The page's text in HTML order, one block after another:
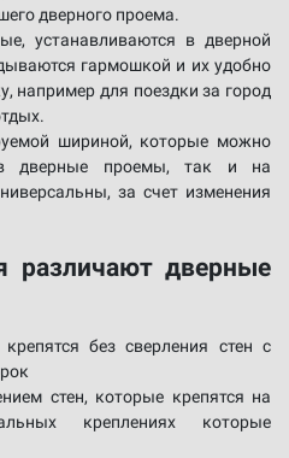
дверного проема.
устанавливаются в дверной
гармошкой и их удобно
например для поездки за город
шириной, которые можно
в дверные проемы, так и на
за счет изменения
различают дверные
без сверления стен с
стен, которые крепятся на
креплениях которые